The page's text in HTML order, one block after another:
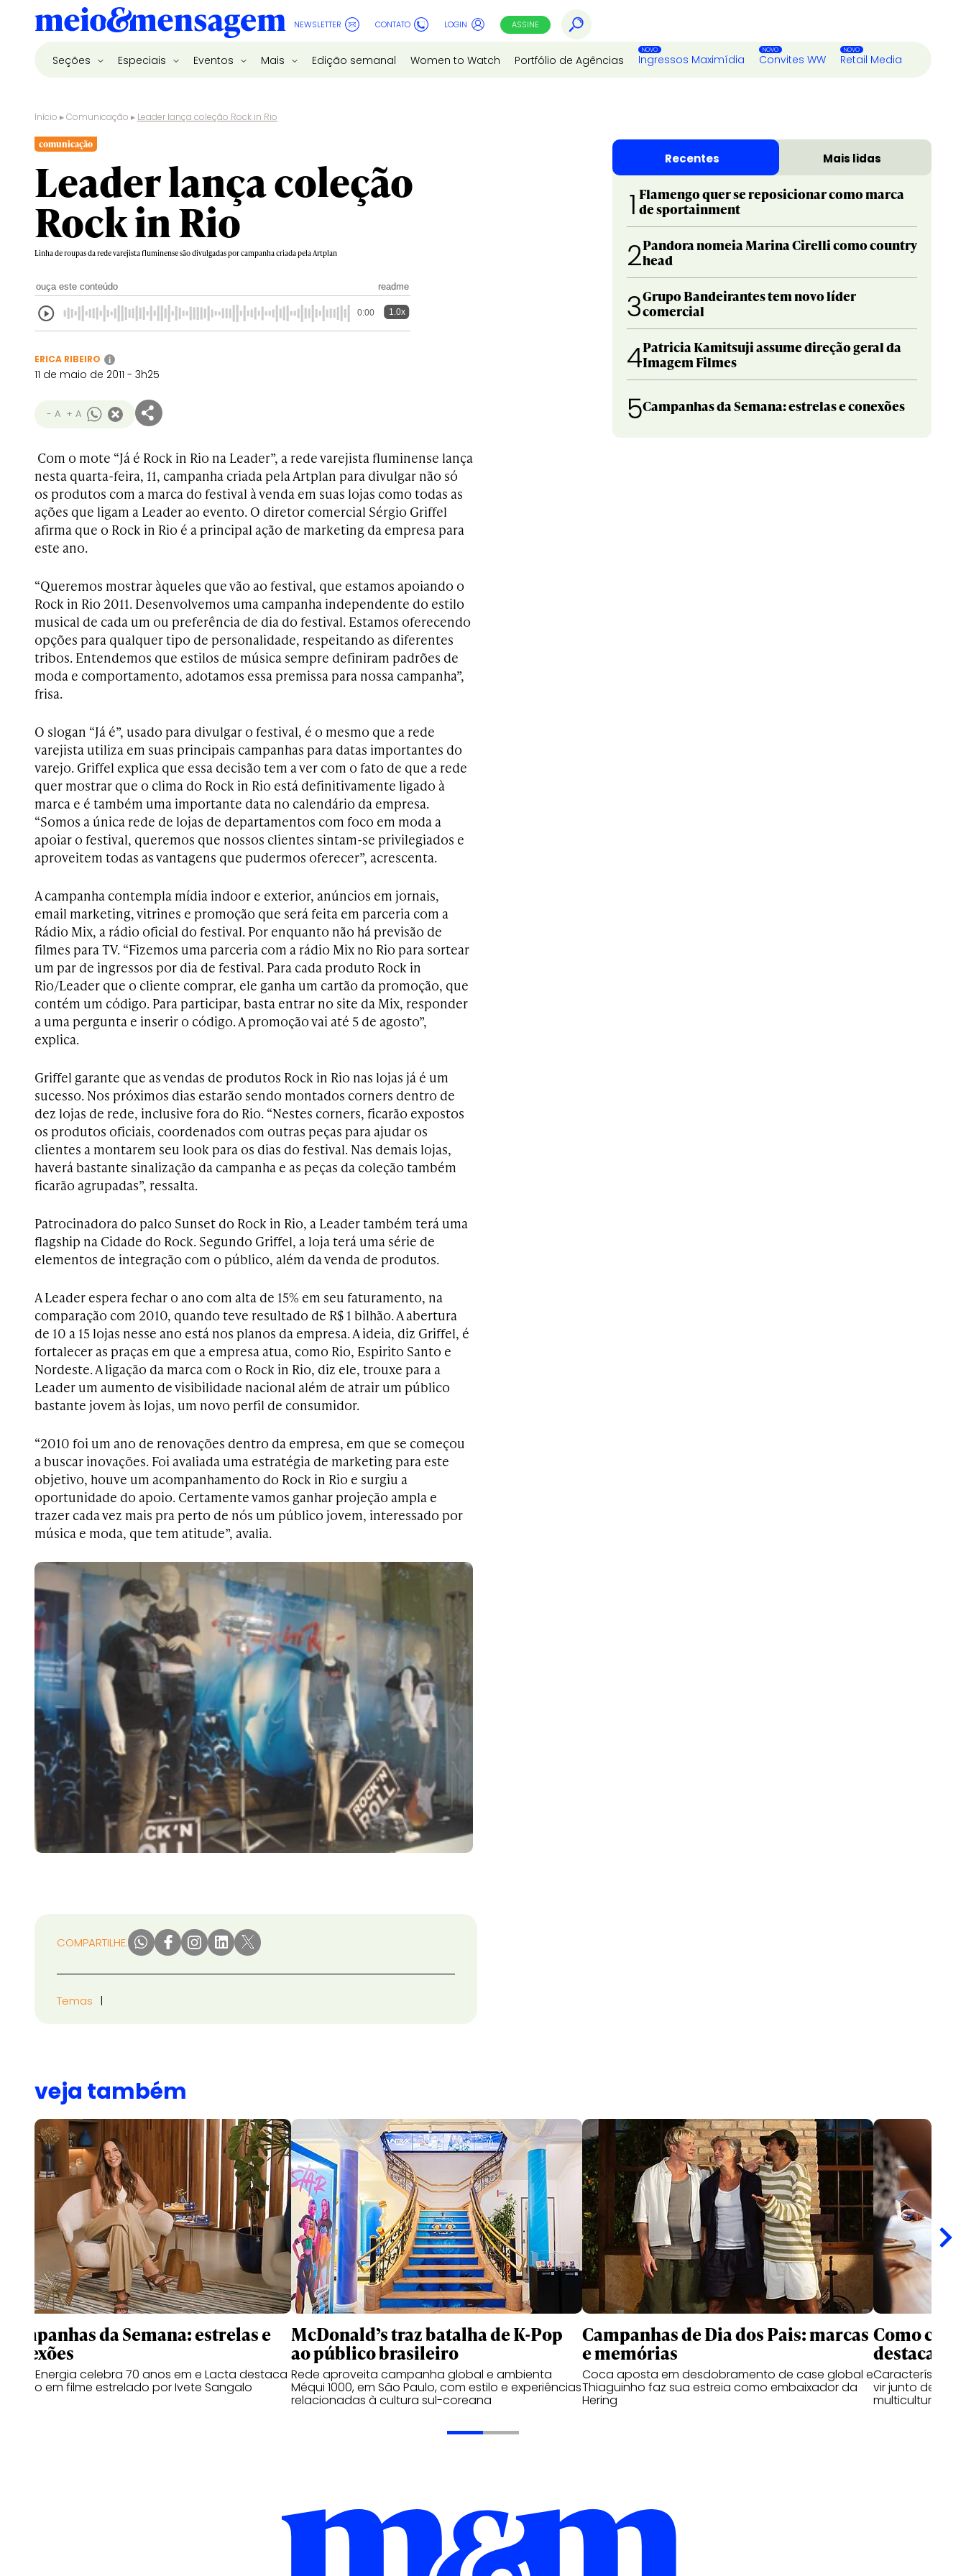
NEWSLETTER CONTATO LOGIN ASSINE
Seções Especiais Eventos Mais Edição semanal Women to Watch Portfólio de Agências Ingressos Maximídia Convites WW Retail Media
Início ▸Comunicação ▸ Leader lança coleção Rock in Rio
comunicação
Leader lança coleção
Rock in Rio
Linha de roupas da rede varejista fluminense são divulgadas por campanha criada pela Artplan
ouça este conteúdo readme
0:00 1.0x
ERICA RIBEIRO i
11 de maio de 2011 - 3h25
- A + A
Com o mote “Já é Rock in Rio na Leader”, a rede varejista fluminense lança
nesta quarta-feira, 11, campanha criada pela Artplan para divulgar não só
os produtos com a marca do festival à venda em suas lojas como todas as
ações que ligam a Leader ao evento. O diretor comercial Sérgio Griffel
afirma que o Rock in Rio é a principal ação de marketing da empresa para
este ano.
“Queremos mostrar àqueles que vão ao festival, que estamos apoiando o
Rock in Rio 2011. Desenvolvemos uma campanha independente do estilo
musical de cada um ou preferência de dia do festival. Estamos oferecendo
opções para qualquer tipo de personalidade, respeitando as diferentes
tribos. Entendemos que estilos de música sempre definiram padrões de
moda e comportamento, adotamos essa premissa para nossa campanha”,
frisa.
O slogan “Já é”, usado para divulgar o festival, é o mesmo que a rede
varejista utiliza em suas principais campanhas para datas importantes do
varejo. Griffel explica que essa decisão tem a ver com o fato de que a rede
quer mostrar que o clima do Rock in Rio está definitivamente ligado à
marca e é também uma importante data no calendário da empresa.
“Somos a única rede de lojas de departamentos com foco em moda a
apoiar o festival, queremos que nossos clientes sintam-se privilegiados e
aproveitem todas as vantagens que pudermos oferecer”, acrescenta.
A campanha contempla mídia indoor e exterior, anúncios em jornais,
email marketing, vitrines e promoção que será feita em parceria com a
Rádio Mix, a rádio oficial do festival. Por enquanto não há previsão de
filmes para TV. “Fizemos uma parceria com a rádio Mix no Rio para sortear
um par de ingressos por dia de festival. Para cada produto Rock in
Rio/Leader que o cliente comprar, ele ganha um cartão da promoção, que
contém um código. Para participar, basta entrar no site da Mix, responder
a uma pergunta e inserir o código. A promoção vai até 5 de agosto”,
explica.
Griffel garante que as vendas de produtos Rock in Rio nas lojas já é um
sucesso. Nos próximos dias estarão sendo montados corners dentro de
dez lojas de rede, inclusive fora do Rio. “Nestes corners, ficarão expostos
os produtos oficiais, coordenados com outras peças para ajudar os
clientes a montarem seu look para os dias do festival. Nas demais lojas,
haverá bastante sinalização da campanha e as peças da coleção também
ficarão agrupadas”, ressalta.
Patrocinadora do palco Sunset do Rock in Rio, a Leader também terá uma
flagship na Cidade do Rock. Segundo Griffel, a loja terá uma série de
elementos de integração com o público, além da venda de produtos.
A Leader espera fechar o ano com alta de 15% em seu faturamento, na
comparação com 2010, quando teve resultado de R$ 1 bilhão. A abertura
de 10 a 15 lojas nesse ano está nos planos da empresa. A ideia, diz Griffel, é
fortalecer as praças em que a empresa atua, como Rio, Espirito Santo e
Nordeste. A ligação da marca com o Rock in Rio, diz ele, trouxe para a
Leader um aumento de visibilidade nacional além de atrair um público
bastante jovem às lojas, um novo perfil de consumidor.
“2010 foi um ano de renovações dentro da empresa, em que se começou
a buscar inovações. Foi avaliada uma estratégia de marketing para este
objetivo, houve um acompanhamento do Rock in Rio e surgiu a
oportunidade do apoio. Certamente vamos ganhar projeção ampla e
trazer cada vez mais pra perto de nós um público jovem, interessado por
música e moda, que tem atitude”, avalia.
COMPARTILHE:
Temas
Recentes Mais lidas
1 Flamengo quer se reposicionar como marca
de sportainment
2Pandora nomeia Marina Cirelli como country
head
3Grupo Bandeirantes tem novo líder
comercial
4Patricia Kamitsuji assume direção geral da
Imagem Filmes
5Campanhas da Semana: estrelas e conexões
veja também
Campanhas da Semana: estrelas e
conexões
Copa Energia celebra 70 anos em e Lacta destaca
o afeto em filme estrelado por Ivete Sangalo
McDonald’s traz batalha de K-Pop
ao público brasileiro
Rede aproveita campanha global e ambienta
Méqui 1000, em São Paulo, com estilo e experiências
relacionadas à cultura sul-coreana
Campanhas de Dia dos Pais: marcas
e memórias
Coca aposta em desdobramento de case global e
Thiaguinho faz sua estreia como embaixador da
Hering
Como
destacam
Características
vir junto de
multiculturais